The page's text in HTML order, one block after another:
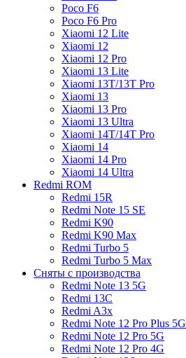
Poco F6
Poco F6 Pro
Xiaomi 12 Lite
Xiaomi 12
Xiaomi 12 Pro
Xiaomi 13 Lite
Xiaomi 13T/13T Pro
Xiaomi 13
Xiaomi 13 Pro
Xiaomi 13 Ultra
Xiaomi 14T/14T Pro
Xiaomi 14
Xiaomi 14 Pro
Xiaomi 14 Ultra
Redmi ROM
Redmi 15R
Redmi Note 15 SE
Redmi K90
Redmi K90 Max
Redmi Turbo 5
Redmi Turbo 5 Max
Сняты с производства
Redmi Note 13 5G
Redmi 13C
Redmi A3x
Redmi Note 12 Pro Plus 5G
Redmi Note 12 Pro 5G
Redmi Note 12 Pro 4G